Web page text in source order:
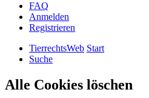
FAQ
Anmelden
Registrieren
TierrechtsWeb Start
Suche
Alle Cookies löschen